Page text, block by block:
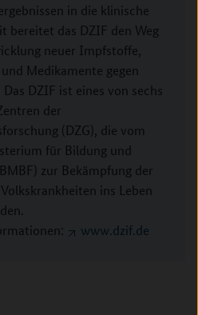
in die klinische
bereitet das DZIF den Weg
neuer Impfstoffe,
Medikamente gegen
DZIF ist eines von sechs
der
(DZG), die vom
für Bildung und
zur Bekämpfung der
ins Leben
www.dzif.de